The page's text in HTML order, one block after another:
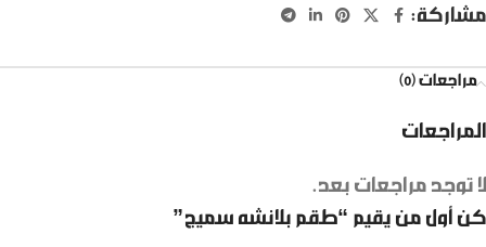
مشاركة:
مراجعات (0)
المراجعات
لا توجد مراجعات بعد.
كن أول من يقيم “طقم بلانشه سميج”